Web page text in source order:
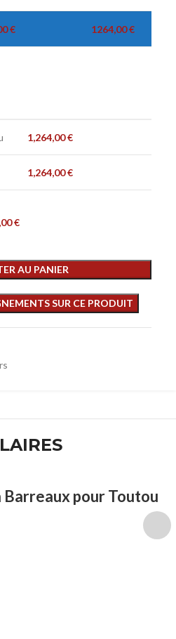
€ 1264,00€
1,264,00€
1,264,00€
€
AU PANIER
pour Toutou